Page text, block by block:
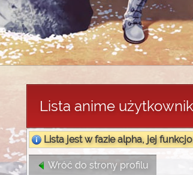
Lista anime
Lista jest w fazie alpha, jej
Wróć do strony profilu